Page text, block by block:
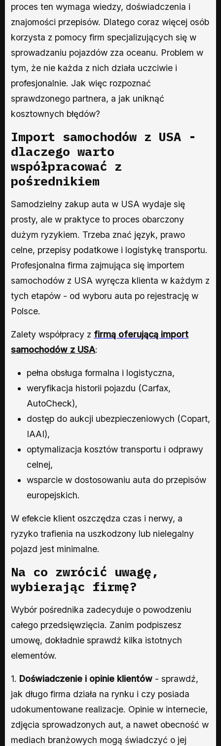
proces ten wymaga wiedzy, doświadczenia i
znajomości przepisów. Dlatego coraz więcej osób
korzysta z pomocy firm specjalizujących się w
sprowadzaniu pojazdów zza oceanu. Problem w
tym, że nie każda z nich działa uczciwie i
profesjonalnie. Jak więc rozpoznać
sprawdzonego partnera, a jak uniknąć
kosztownych błędów?
Import samochodów z USA -
dlaczego warto
współpracować z
pośrednikiem
Samodzielny zakup auta w USA wydaje się
prosty, ale w praktyce to proces obarczony
dużym ryzykiem. Trzeba znać język, prawo
celne, przepisy podatkowe i logistykę transportu.
Profesjonalna firma zajmująca się importem
samochodów z USA wyręcza klienta w każdym z
tych etapów - od wyboru auta po rejestrację w
Polsce.
Zalety współpracy z firmą oferującą import
samochodów z USA:
pełna obsługa formalna i logistyczna,
weryfikacja historii pojazdu (Carfax,
AutoCheck),
dostęp do aukcji ubezpieczeniowych (Copart,
IAAI),
optymalizacja kosztów transportu i odprawy
celnej,
wsparcie w dostosowaniu auta do przepisów
europejskich.
W efekcie klient oszczędza czas i nerwy, a
ryzyko trafienia na uszkodzony lub nielegalny
pojazd jest minimalne.
Na co zwrócić uwagę,
wybierając firmę?
Wybór pośrednika zadecyduje o powodzeniu
całego przedsięwzięcia. Zanim podpiszesz
umowę, dokładnie sprawdź kilka istotnych
elementów.
1. Doświadczenie i opinie klientów - sprawdź,
jak długo firma działa na rynku i czy posiada
udokumentowane realizacje. Opinie w internecie,
zdjęcia sprowadzonych aut, a nawet obecność w
mediach branżowych mogą świadczyć o jej